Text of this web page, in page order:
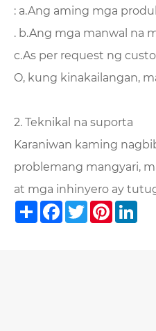
: a.Ang aming mga
. b.Ang mga manwal na
c.As per request ng
O, kung kinakailangan,
2. Teknikal na suporta
Karaniwan kaming
problemang mangyari,
at mga inhinyero ay
Share FacebookTwitterPinterest